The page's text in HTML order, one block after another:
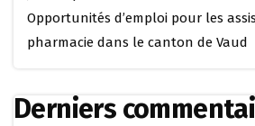
Opportunités d’emploi pour les
pharmacie dans le canton de Vaud
Derniers